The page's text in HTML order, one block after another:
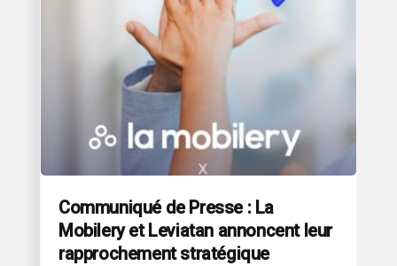
Communiqué de Presse : La
Mobilery et Leviatan annoncent leur
rapprochement stratégique